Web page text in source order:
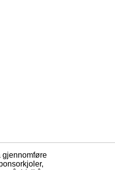
gjennomføre